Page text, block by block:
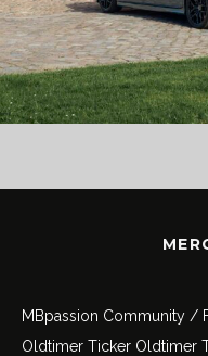
MBpassion Community /
Oldtimer Ticker Oldtimer